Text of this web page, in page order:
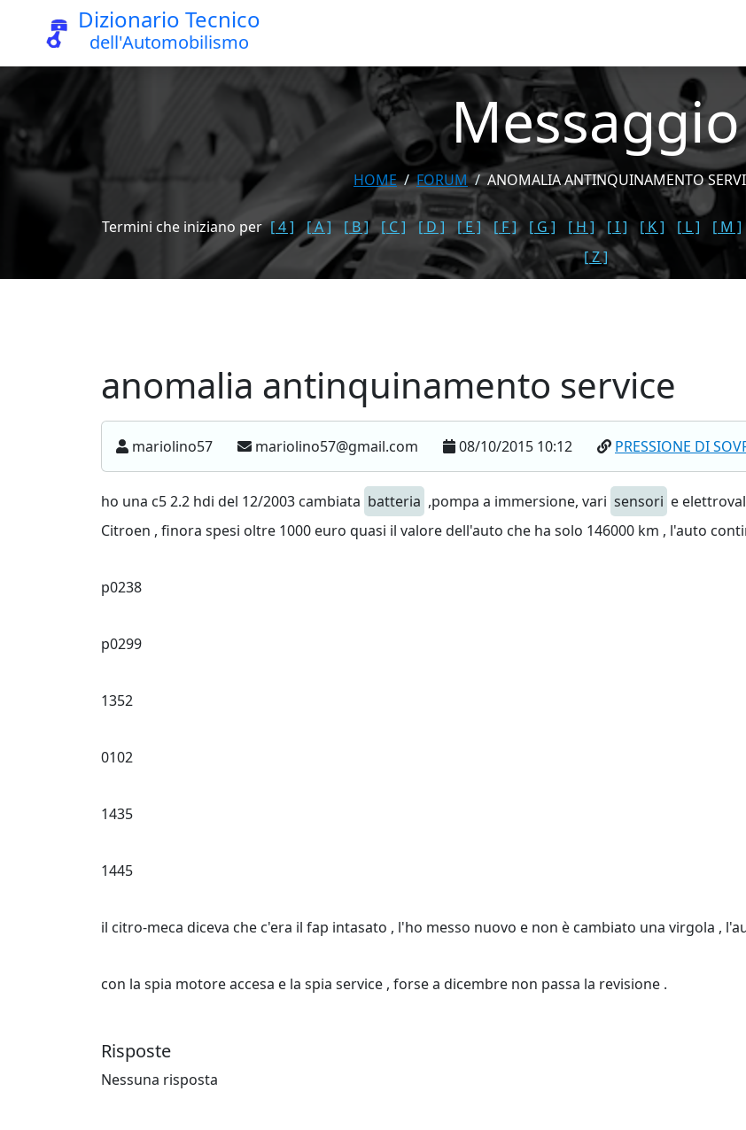
Dizionario Tecnico
dell'Automobilismo
Messaggio
HOME FORUM ANOMALIA ANTINQUINAMENTO
Termini che iniziano per [ 4 ] [ A ] [ B ] [ C ] [ D ] [ E ] [ F ] [ G ] [ H ] [ I ] [ K ] [ L ] [ M ]
[ Z ]
anomalia antinquinamento service
mariolino57 mariolino57@gmail.com 08/10/2015 10:12 PRESSIONE DI
ho una c5 2.2 hdi del 12/2003 cambiata batteria ,pompa a immersione, vari sensori e
Citroen , finora spesi oltre 1000 euro quasi il valore dell'auto che ha solo 146000 km , l'auto
p0238
p0299
1352
0102
1435
1445
il citro-meca diceva che c'era il fap intasato , l'ho messo nuovo e non è cambiato una virgola ,
con la spia motore accesa e la spia service , forse a dicembre non passa la revisione .
Risposte
Nessuna risposta